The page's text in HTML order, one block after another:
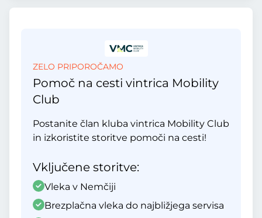
ZELO PRIPOROČAMO
Pomoč na cesti vintrica Mobility
Club
Postanite član kluba vintrica Mobility Club
in izkoristite storitve pomoči na cesti!
Vključene storitve:
Vleka v Nemčiji
Brezplačna vleka do najbližjega servisa